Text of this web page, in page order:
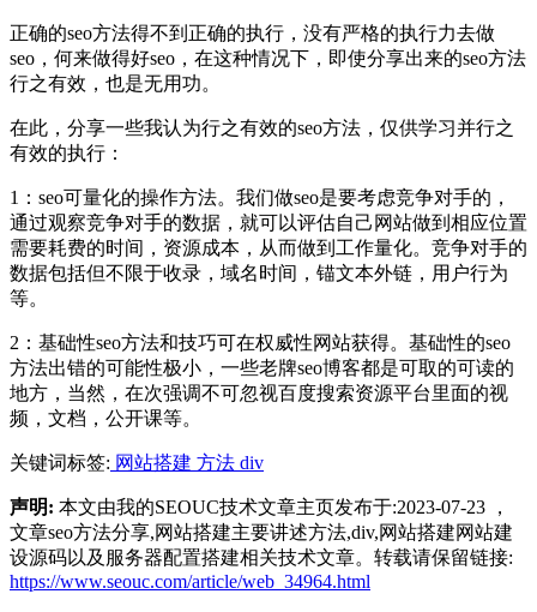
正确的seo方法得不到正确的执行，没有严格的执行力去做
seo，何来做得好seo，在这种情况下，即使分享出来的seo方法
行之有效，也是无用功。
在此，分享一些我认为行之有效的seo方法，仅供学习并行之
有效的执行：
1：seo可量化的操作方法。我们做seo是要考虑竞争对手的，
通过观察竞争对手的数据，就可以评估自己网站做到相应位置
需要耗费的时间，资源成本，从而做到工作量化。竞争对手的
数据包括但不限于收录，域名时间，锚文本外链，用户行为
等。
2：基础性seo方法和技巧可在权威性网站获得。基础性的seo
方法出错的可能性极小，一些老牌seo博客都是可取的可读的
地方，当然，在次强调不可忽视百度搜索资源平台里面的视
频，文档，公开课等。
关键词标签: 网站搭建 方法 div
声明: 本文由我的SEOUC技术文章主页发布于:2023-07-23 ，
文章seo方法分享,网站搭建主要讲述方法,div,网站搭建网站建
设源码以及服务器配置搭建相关技术文章。转载请保留链接:
https://www.seouc.com/article/web_34964.html